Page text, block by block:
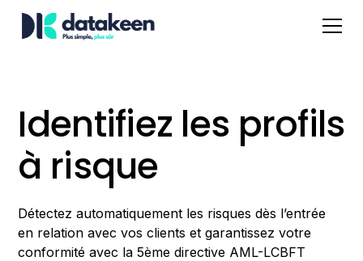
Identifiez les profils
à risque
Détectez automatiquement les risques dès l’entrée
en relation avec vos clients et garantissez votre
conformité avec la 5ème directive AML-LCBFT